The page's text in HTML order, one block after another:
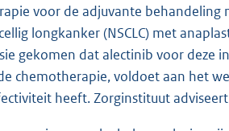
voor de adjuvante behandeling
longkanker (NSCLC) met
gekomen dat alectinib voor deze
chemotherapie, voldoet aan het
heeft. Zorginstituut